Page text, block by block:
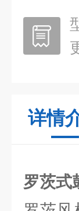
详情
罗茨式